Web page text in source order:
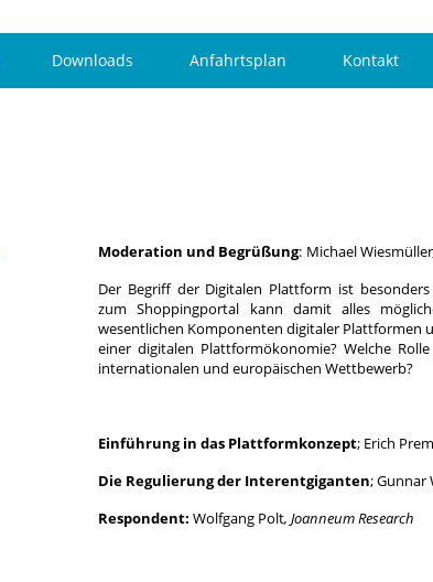
Downloads Anfahrtsplan Kontakt
Moderation und Begrüßung: Michael Wiesmüller
Der Begriff der Digitalen Plattform ist
zum Shoppingportal kann damit alles
wesentlichen Komponenten digitaler Plattformen
einer digitalen Plattformökonomie? Welche
internationalen und europäischen Wettbewerb?
Einführung in das Plattformkonzept; Erich Prem
Die Regulierung der Interentgiganten; Gunnar
Respondent: Wolfgang Polt, Joanneum Research